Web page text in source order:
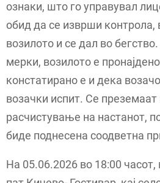
ознаки, што го управувал
обид да се изврши контрола,
возилото и се дал во
мерки, возилото е
констатирано е и дека
возачки испит. Се
расчистување на настанот,
биде поднесена соодветна
На 05.06.2026 во 18:00